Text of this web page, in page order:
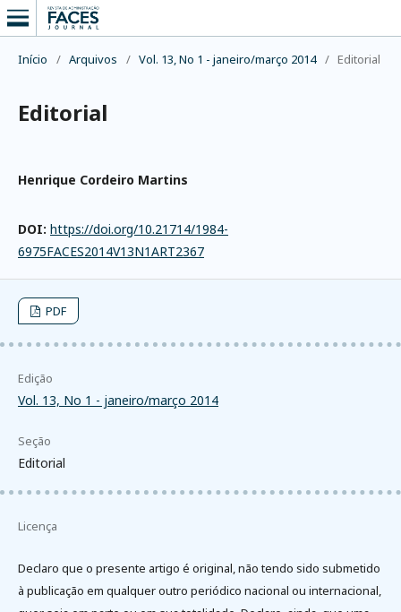
Início / Arquivos / Vol. 13, No 1 - janeiro/março 2014 / Editorial
Editorial
Henrique Cordeiro Martins
DOI: https://doi.org/10.21714/1984-
6975FACES2014V13N1ART2367
PDF
Edição
Vol. 13, No 1 - janeiro/março 2014
Seção
Editorial
Licença
Declaro que o presente artigo é original, não tendo sido submetido
à publicação em qualquer outro periódico nacional ou internacional,